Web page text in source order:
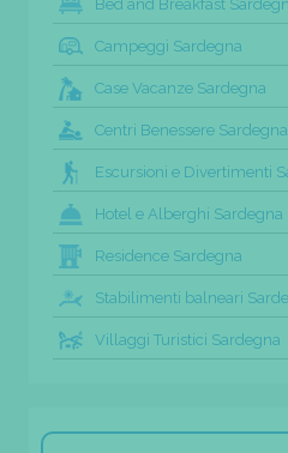
Bed and Breakfast
Campeggi Sardegna
Case Vacanze Sardegna
Centri Benessere Sardegna
Escursioni e Divertimenti
Hotel e Alberghi Sardegna
Residence Sardegna
Stabilimenti balneari
Villaggi Turistici Sardegna